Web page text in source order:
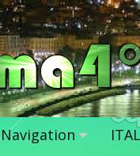
Navigation